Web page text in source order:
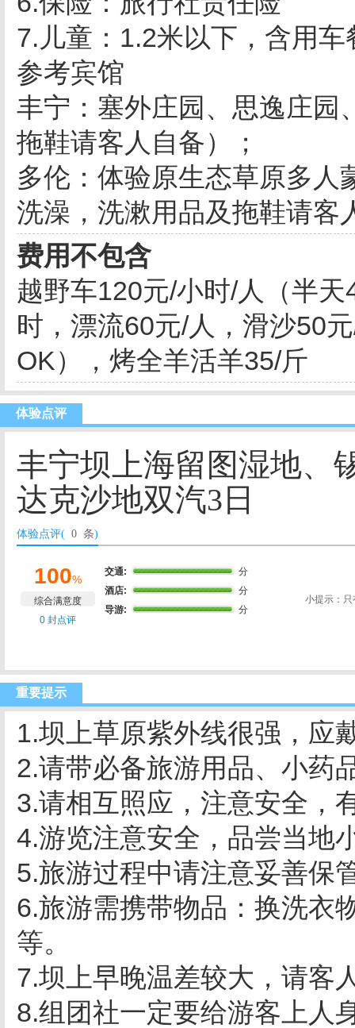
7.儿童：1.2米以下，含用
参考宾馆
丰宁：塞外庄园、思逸庄园
拖鞋请客人自备）；
多伦：体验原生态草原多人
洗澡，洗漱用品及拖鞋请客
费用不包含
越野车120元/小时/人（半
时，漂流60元/人，滑沙50
OK），烤全羊活羊35/斤
体验点评
丰宁坝上海留图湿地、
达克沙地双汽3日
体验点评( 0 条)
100%
综合满意度
0 封点评
交通:
分
酒店:
分
导游:
分
小提示：
重要提示
1.坝上草原紫外线很强，应
2.请带必备旅游用品、小药
3.请相互照应，注意安全，
4.游览注意安全，品尝当地
5.旅游过程中请注意妥善保
6.旅游需携带物品：换洗衣
等。
7.坝上早晚温差较大，请客
8.组团社一定要给游客上人